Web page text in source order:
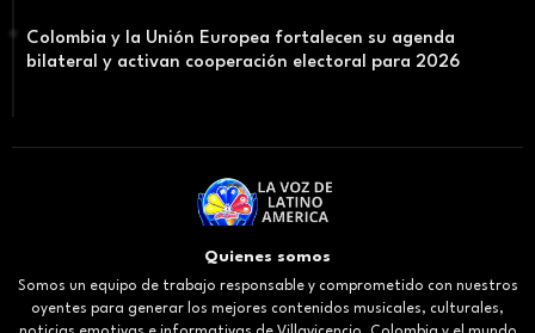
Colombia y la Unión Europea fortalecen su agenda
bilateral y activan cooperación electoral para 2026
Quienes somos
Somos un equipo de trabajo responsable y comprometido con nuestros
oyentes para generar los mejores contenidos musicales, culturales,